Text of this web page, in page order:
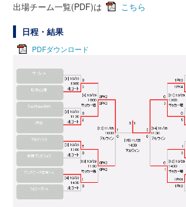
出場チーム一覧(PDF)は こちら
日程・結果
PDFダウンロード